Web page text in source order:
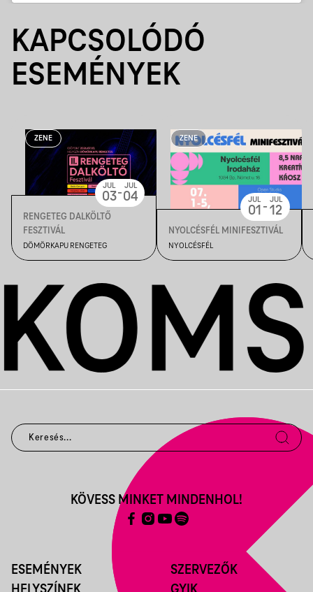
KAPCSOLÓDÓ
ESEMÉNYEK
ZENE
RENGETEG DALKÖLTŐ
FESZTIVÁL
DÖMÖRKAPU RENGETEG
JUL
03- JUL
04
ZENE
NYOLCÉSFÉL MINIFESZTIVÁL
NYOLCÉSFÉL
JUL
01 - JUL
12
ESEMÉNYEK
SZERVEZŐK
KÖVESS MINKET MINDENHOL!